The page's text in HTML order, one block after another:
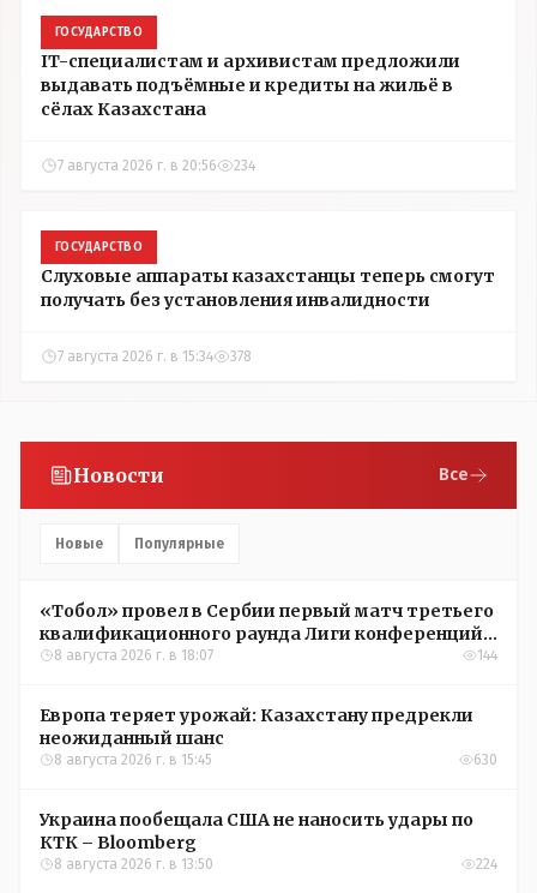
ГОСУДАРСТВО
IT-специалистам и архивистам предложили
выдавать подъёмные и кредиты на жильё в
сёлах Казахстана
7 августа 2026 г. в 20:56 234
ГОСУДАРСТВО
Слуховые аппараты казахстанцы теперь смогут
получать без установления инвалидности
7 августа 2026 г. в 15:34 378
Новости Все
Новые Популярные
«Тобол» провел в Сербии первый матч третьего
квалификационного раунда Лиги конференций
УЕФА
8 августа 2026 г. в 18:07 144
Европа теряет урожай: Казахстану предрекли
неожиданный шанс
8 августа 2026 г. в 15:45 630
Украина пообещала США не наносить удары по
КТК – Bloomberg
8 августа 2026 г. в 13:50 224